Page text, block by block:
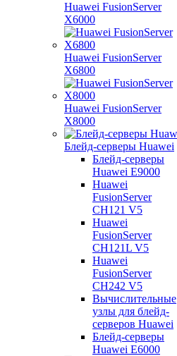
Huawei FusionServer
X6000
Huawei FusionServer
X6800
Huawei FusionServer
X8000
Блейд-серверы Huawei
Блейд-серверы
Huawei E9000
Huawei
FusionServer
CH121 V5
Huawei
FusionServer
CH121L V5
Huawei
FusionServer
CH242 V5
Вычислительные
узлы для блейд-
серверов Huawei
Блейд-серверы
Huawei E6000